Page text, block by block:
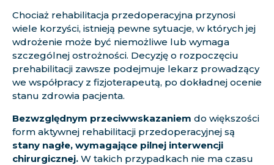
Chociaż rehabilitacja przedoperacyjna przynosi
wiele korzyści, istnieją pewne sytuacje, w których jej
wdrożenie może być niemożliwe lub wymaga
szczególnej ostrożności. Decyzję o rozpoczęciu
prehabilitacji zawsze podejmuje lekarz prowadzący
we współpracy z fizjoterapeutą, po dokładnej ocenie
stanu zdrowia pacjenta.
Bezwzględnym przeciwwskazaniem do większości
form aktywnej rehabilitacji przedoperacyjnej są
stany nagłe, wymagające pilnej interwencji
chirurgicznej. W takich przypadkach nie ma czasu